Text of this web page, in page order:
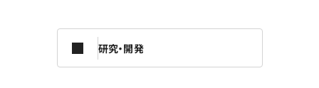
研究・開発